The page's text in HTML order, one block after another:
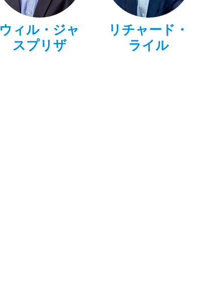
ウィル・ジャ
スプリザ
リチャード・
ライル